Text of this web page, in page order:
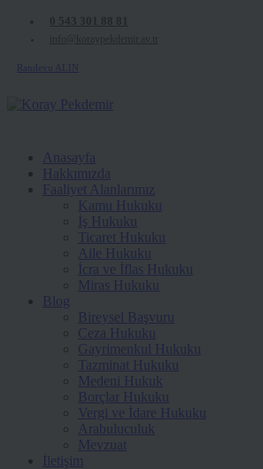
Randevu ALIN
Anasayfa
Hakkımızda
Faaliyet Alanlarımız
Kamu Hukuku
İş Hukuku
Ticaret Hukuku
Aile Hukuku
İcra ve İflas Hukuku
Miras Hukuku
Blog
Bireysel Başvuru
Ceza Hukuku
Gayrimenkul Hukuku
Tazminat Hukuku
Medeni Hukuk
Borçlar Hukuku
Vergi ve İdare Hukuku
Arabuluculuk
Mevzuat
İletişim